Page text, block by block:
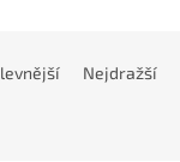
Nejdražší